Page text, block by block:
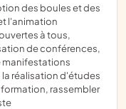
l'animation
à tous,
de conférences,
manifestations
réalisation d'études
rassembler